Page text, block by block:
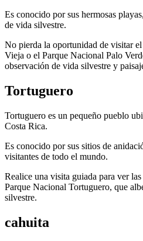
Es conocido por sus hermosas
de vida silvestre.
No pierda la oportunidad de visitar
Vieja o el Parque Nacional Palo
observación de vida silvestre y
Tortuguero
Tortuguero es un pequeño pueblo
Costa Rica.
Es conocido por sus sitios de
visitantes de todo el mundo.
Realice una visita guiada para ver
Parque Nacional Tortuguero, que
silvestre.
cahuita